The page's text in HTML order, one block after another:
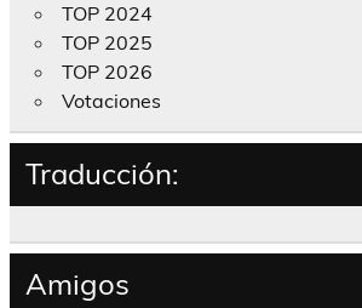
TOP 2024
TOP 2025
TOP 2026
Votaciones
Traducción:
Amigos